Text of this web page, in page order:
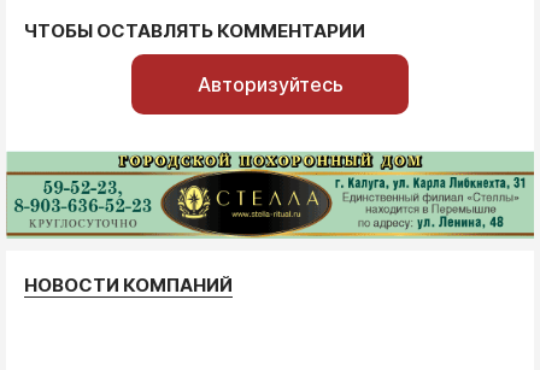
ЧТОБЫ ОСТАВЛЯТЬ КОММЕНТАРИИ
Авторизуйтесь
НОВОСТИ КОМПАНИЙ